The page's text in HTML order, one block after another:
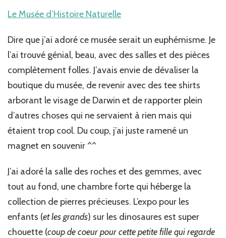
Le Musée d’Histoire Naturelle
Dire que j’ai adoré ce musée serait un euphémisme. Je
l’ai trouvé génial, beau, avec des salles et des pièces
complètement folles. J’avais envie de dévaliser la
boutique du musée, de revenir avec des tee shirts
arborant le visage de Darwin et de rapporter plein
d’autres choses qui ne servaient à rien mais qui
étaient trop cool. Du coup, j’ai juste ramené un
magnet en souvenir ^^
J’ai adoré la salle des roches et des gemmes, avec
tout au fond, une chambre forte qui héberge la
collection de pierres précieuses. L’expo pour les
enfants (et les grands) sur les dinosaures est super
chouette (coup de coeur pour cette petite fille qui regarde